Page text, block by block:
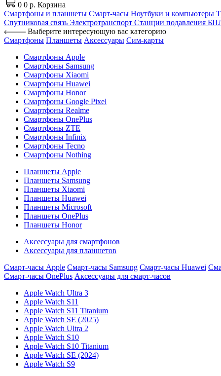
0 0 р. Корзина
Смартфоны и планшеты Смарт-часы Ноутбуки и компьютеры
Спутниковая связь Электротранспорт Станции подавления
Выберите интересующую вас категорию
Смартфоны Планшеты Аксессуары Сим-карты
Смартфоны Apple
Смартфоны Samsung
Смартфоны Xiaomi
Смартфоны Huawei
Смартфоны Honor
Смартфоны Google Pixel
Смартфоны Realme
Смартфоны OnePlus
Смартфоны ZTE
Смартфоны Infinix
Смартфоны Tecno
Смартфоны Nothing
Планшеты Apple
Планшеты Samsung
Планшеты Xiaomi
Планшеты Huawei
Планшеты Microsoft
Планшеты OnePlus
Планшеты Honor
Аксессуары для смартфонов
Аксессуары для планшетов
Смарт-часы Apple Смарт-часы Samsung Смарт-часы Huawei
Смарт-часы OnePlus Аксессуары для смарт-часов
Apple Watch Ultra 3
Apple Watch S11
Apple Watch S11 Titanium
Apple Watch SE (2025)
Apple Watch Ultra 2
Apple Watch S10
Apple Watch S10 Titanium
Apple Watch SE (2024)
Apple Watch S9